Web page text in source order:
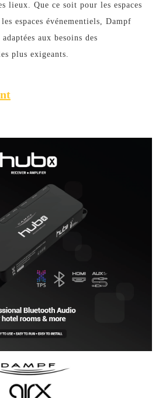
lieux. Que ce soit pour les espaces
espaces événementiels, Dampf
aux besoins des
plus exigeants.